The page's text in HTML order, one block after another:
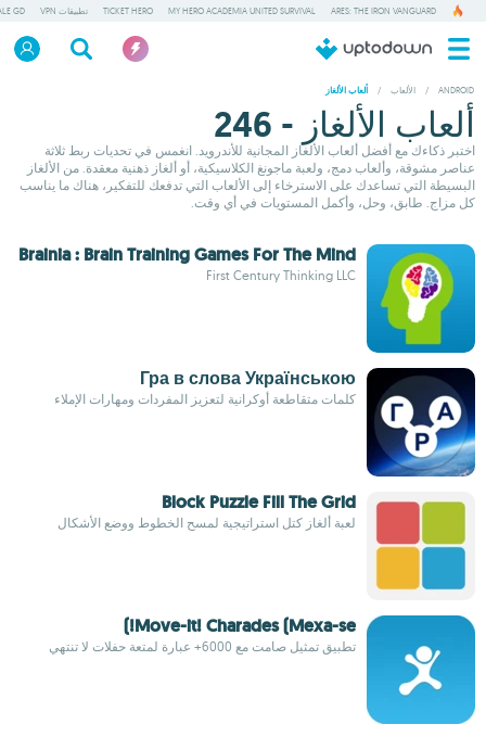
ARES: THE IRON VANGUARD
MY HERO ACADEMIA UNITED SURVIVAL
TICKET HERO تطبيقات VPN GD
ANDROID
/ الألعاب / ألعاب الألغاز
ألعاب الألغاز - 246
اختبر ذكاءك مع أفضل ألعاب الألغاز المجانية للأندرويد. انغمس في تحديات ربط ثلاثة
عناصر مشوقة، وألعاب دمج، ولعبة ماجونغ الكلاسيكية، أو ألغاز ذهنية معقدة. من الألغاز
البسيطة التي تساعدك على الاسترخاء إلى الألعاب التي تدفعك للتفكير، هناك ما يناسب
كل مزاج. طابق، وحل، وأكمل المستويات في أي وقت.
Brainia : Brain Training Games For The Mind
First Century Thinking LLC
Гра в слова Українською
كلمات متقاطعة أوكرانية لتعزيز المفردات ومهارات الإملاء
Block Puzzle Fill The Grid
لعبة ألغاز كتل استراتيجية لمسح الخطوط ووضع الأشكال
Move-it! Charades (Mexa-se!)
تطبيق تمثيل صامت مع 6000+ عبارة لمتعة حفلات لا تنتهي